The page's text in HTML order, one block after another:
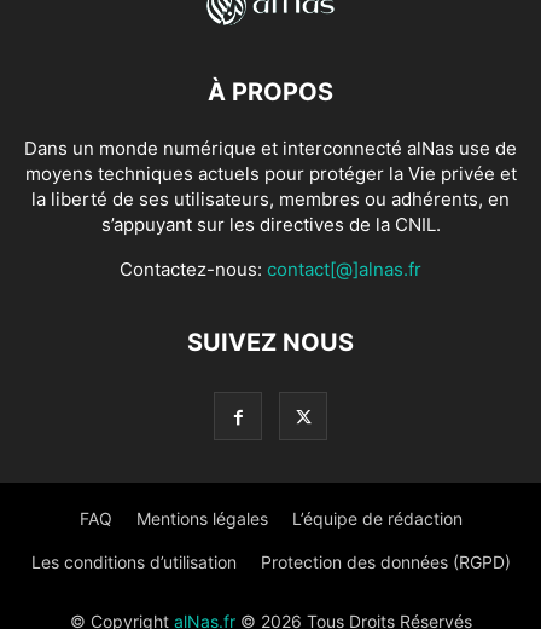
À PROPOS
Dans un monde numérique et interconnecté alNas use de
moyens techniques actuels pour protéger la Vie privée et
la liberté de ses utilisateurs, membres ou adhérents, en
s’appuyant sur les directives de la CNIL.
Contactez-nous: contact[@]alnas.fr
SUIVEZ NOUS
FAQ Mentions légales L’équipe de rédaction
Les conditions d’utilisation Protection des données (RGPD)
© Copyright alNas.fr© 2026 Tous Droits Réservés